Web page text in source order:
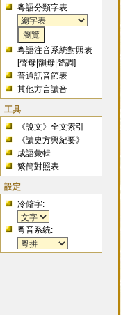
粵語分類字表:
粵語注音系統對照表
[聲母 |韻母 |聲調]
普通話音節表
其他方言讀音
工具
《說文》全文索引
《讀史方輿紀要》
成語彙輯
繁簡對照表
設定
冷僻字:
粵音系統: